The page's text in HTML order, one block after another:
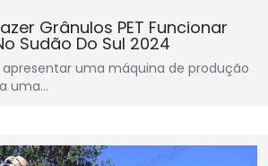
Grânulos PET Funcionar
Sudão Do Sul 2024
uma máquina de produção
uma…